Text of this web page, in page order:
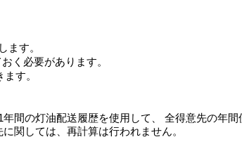
ます。
く必要があります。
す。
年間の灯油配送履歴を使用して、 全得意先の年
関しては、再計算は行われません。